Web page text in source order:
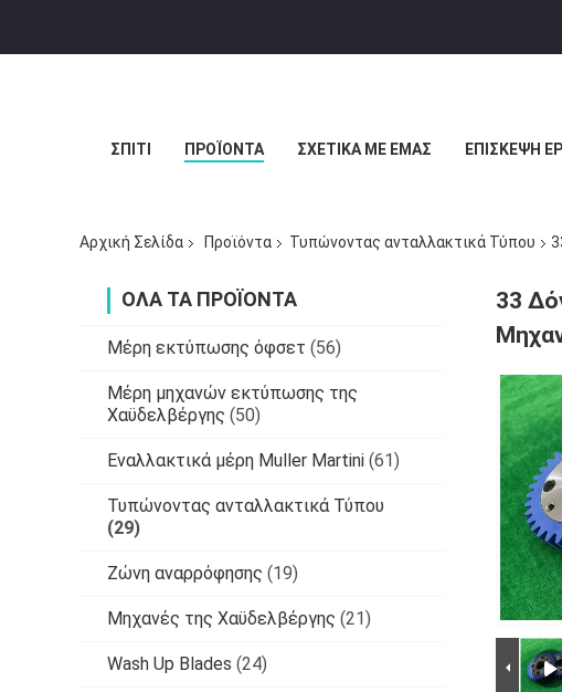
ΣΠΊΤΙ ΠΡΟΪΌΝΤΑ ΣΧΕΤΙΚΆ ΜΕ ΕΜΆΣ ΕΠΙΣΚΕΨΉ
Αρχική Σελίδα Προϊόντα Τυπώνοντας ανταλλακτικά Τύπου
ΌΛΑ ΤΑ ΠΡΟΪΌΝΤΑ
Μέρη εκτύπωσης όφσετ (56)
Μέρη μηχανών εκτύπωσης της
Χαϋδελβέργης (50)
Εναλλακτικά μέρη Muller Martini (61)
Τυπώνοντας ανταλλακτικά Τύπου
(29)
Ζώνη αναρρόφησης (19)
Μηχανές της Χαϋδελβέργης (21)
Wash Up Blades (24)
33